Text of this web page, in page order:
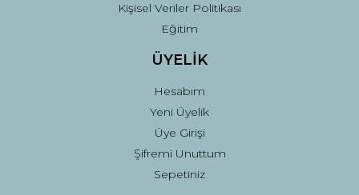
Kişisel Veriler Politikası
Eğitim
ÜYELİK
Hesabım
Yeni Üyelik
Üye Girişi
Şifremi Unuttum
Sepetiniz